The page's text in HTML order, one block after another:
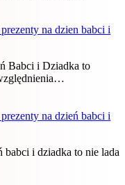
na dzien babci i
Babci i Dziadka to
na dzień babci i
i dziadka to nie lada